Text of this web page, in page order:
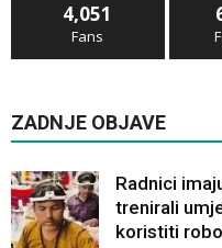
4,051
Fans
ZADNJE OBJAVE
Radnici
trenirali
koristiti